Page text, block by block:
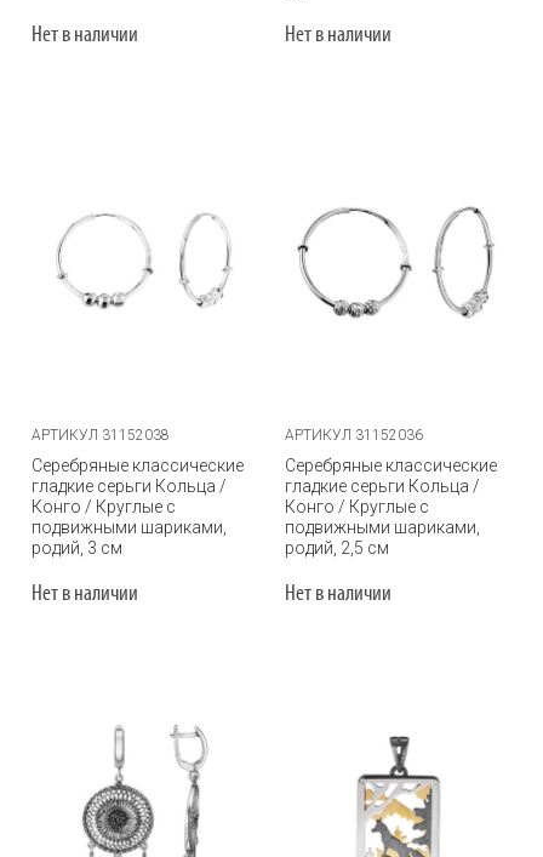
Нет в наличии Нет в наличии
АРТИКУЛ 31152038
Серебряные классические
гладкие серьги Кольца /
Конго / Круглые с
подвижными шариками,
родий, 3 см
Нет в наличии
АРТИКУЛ 31152036
Серебряные классические
гладкие серьги Кольца /
Конго / Круглые с
подвижными шариками,
родий, 2,5 см
Нет в наличии